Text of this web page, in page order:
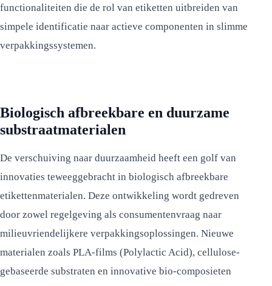
functionaliteiten die de rol van etiketten uitbreiden van
simpele identificatie naar actieve componenten in slimme
verpakkingssystemen.
Biologisch afbreekbare en duurzame
substraatmaterialen
De verschuiving naar duurzaamheid heeft een golf van
innovaties teweeggebracht in biologisch afbreekbare
etikettenmaterialen. Deze ontwikkeling wordt gedreven
door zowel regelgeving als consumentenvraag naar
milieuvriendelijkere verpakkingsoplossingen. Nieuwe
materialen zoals PLA-films (Polylactic Acid), cellulose-
gebaseerde substraten en innovative bio-composieten